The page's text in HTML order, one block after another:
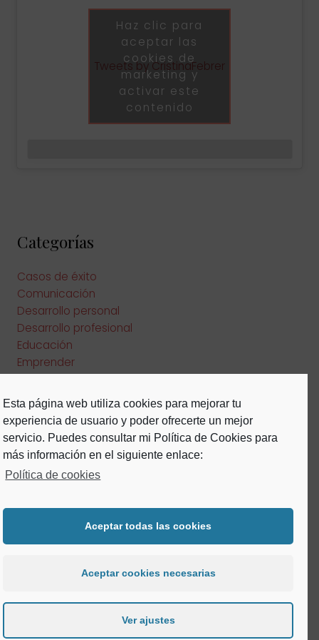
Esta página web utiliza cookies para mejorar tu
experiencia de usuario y poder ofrecerte un mejor
servicio. Puedes consultar mi Política de Cookies para
más información en el siguiente enlace:
Política de cookies
Aceptar todas las cookies
Aceptar cookies necesarias
Ver ajustes
Tweets by CristinaFebrer
Haz clic para
aceptar las
cookies de
marketing y
activar este
contenido
Categorías
Casos de éxito
Comunicación
Desarrollo personal
Desarrollo profesional
Educación
Emprender
Estilo de vida
Habilidades personales
Inspiración
Inteligencia emocional
PROGRAMACIÓN NEUROLINGÜÍSTICA
Programación neurolingüística
Psicología
Aviso Legal Política de Privacidad